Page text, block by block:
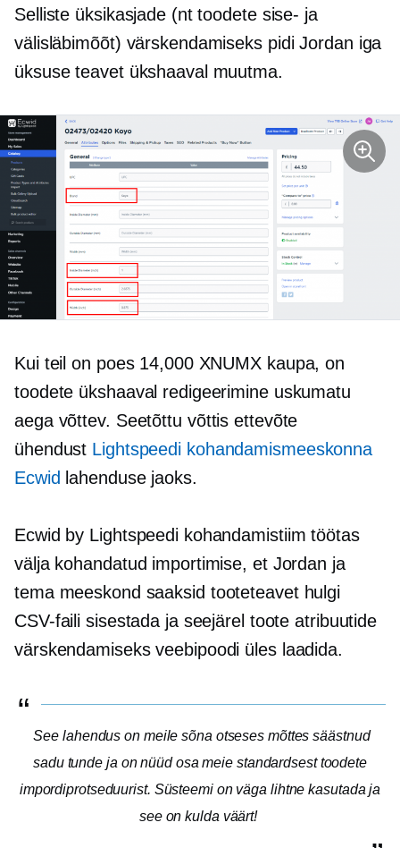
Selliste üksikasjade (nt toodete sise- ja
välisläbimõõt) värskendamiseks pidi Jordan iga
üksuse teavet ükshaaval muutma.
Kui teil on poes 14,000 XNUMX kaupa, on
toodete ükshaaval redigeerimine uskumatu
aega võttev. Seetõttu võttis ettevõte
ühendust Lightspeedi kohandamismeeskonna
Ecwid lahenduse jaoks.
Ecwid by Lightspeedi kohandamistiim töötas
välja kohandatud importimise, et Jordan ja
tema meeskond saaksid tooteteavet hulgi
CSV-faili sisestada ja seejärel toote atribuutide
värskendamiseks veebipoodi üles laadida.
See lahendus on meile sõna otseses mõttes säästnud
sadu tunde ja on nüüd osa meie standardsest toodete
impordiprotseduurist. Süsteemi on väga lihtne kasutada ja
see on kulda väärt!